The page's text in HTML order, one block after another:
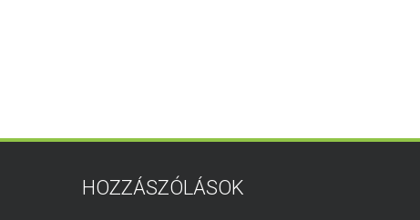
HOZZÁSZÓLÁSOK